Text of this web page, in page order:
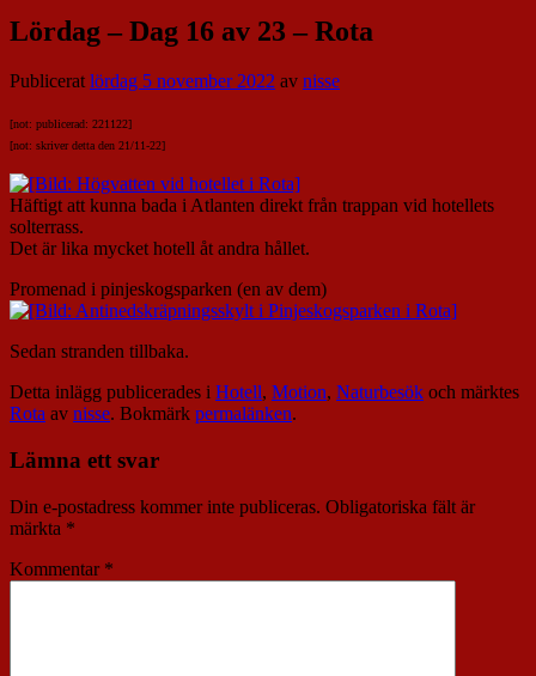
Lördag – Dag 16 av 23 – Rota
Publiceratlördag 5 november 2022 av nisse
[not: publicerad: 221122]
[not: skriver detta den 21/11-22]
Häftigt att kunna bada i Atlanten direkt från trappan vid hotellets
solterrass.
Det är lika mycket hotell åt andra hållet.
Promenad i pinjeskogsparken (en av dem)
Sedan stranden tillbaka.
Detta inlägg publicerades i Hotell, Motion, Naturbesök och märktes
Rota av nisse. Bokmärk permalänken.
Lämna ett svar
Din e-postadress kommer inte publiceras. Obligatoriska fält är
märkta *
Kommentar *